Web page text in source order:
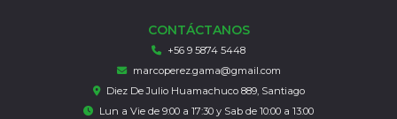
CONTÁCTANOS
+56 9 5874 5448
marcoperez.gama@gmail.com
Diez De Julio Huamachuco 889, Santiago
Lun a Vie de 9:00 a 17:30 y Sab de 10:00 a 13:00